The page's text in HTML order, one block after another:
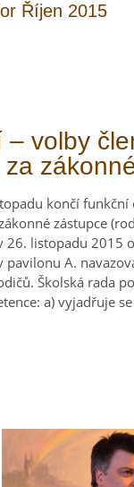
Říjen 2015
– volby
končí
zástupce
26. listopadu 2015
pavilonu A.
Školská rada
a) vyjadřuje